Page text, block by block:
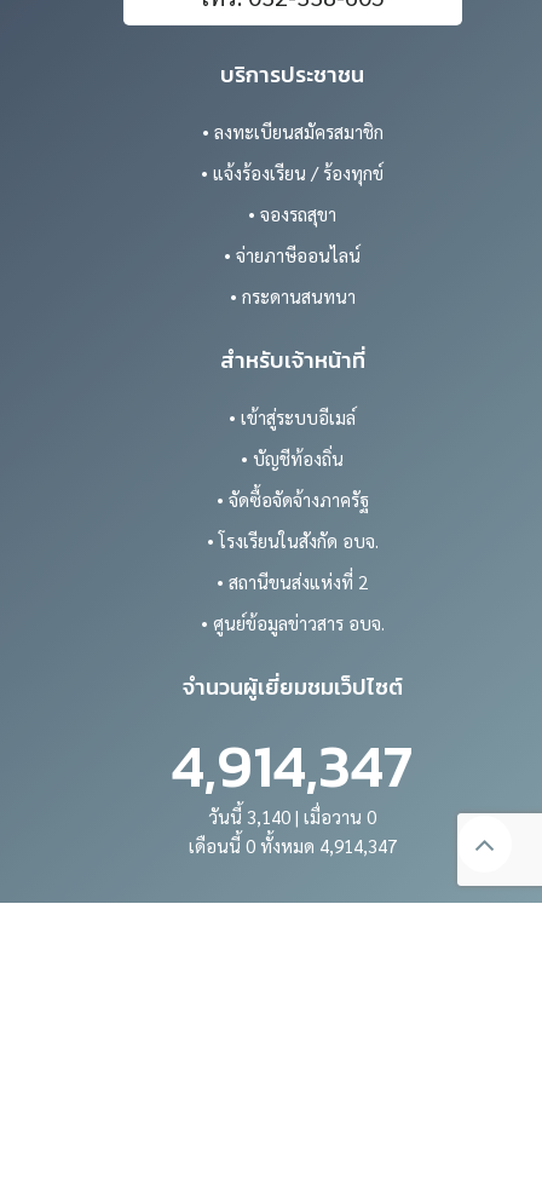
บริการประชาชน
• ลงทะเบียนสมัครสมาชิก
• แจ้งร้องเรียน / ร้องทุกข์
• จองรถสุขา
• จ่ายภาษีออนไลน์
• กระดานสนทนา
สำหรับเจ้าหน้าที่
• เข้าสู่ระบบอีเมล์
• บัญชีท้องถิ่น
• จัดซื้อจัดจ้างภาครัฐ
• โรงเรียนในสังกัด อบจ.
• สถานีขนส่งแห่งที่ 2
• ศูนย์ข้อมูลข่าวสาร อบจ.
จำนวนผู้เยี่ยมชมเว็ปไซต์
4,914,347
วันนี้ 3,140 | เมื่อวาน 0
เดือนนี้ 0 ทั้งหมด 4,914,347